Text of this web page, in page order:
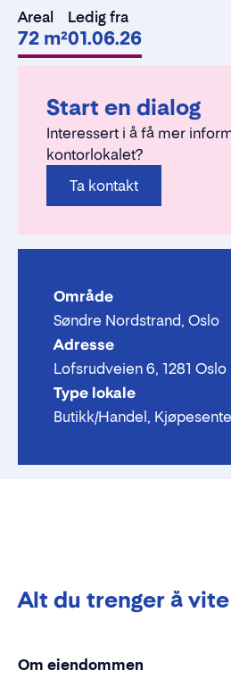
Areal
72 m²
Ledig fra
01.06.26
Start en dialog
Interessert i å få mer
kontorlokalet?
Ta kontakt
Område
Søndre Nordstrand, Oslo
Adresse
Lofsrudveien 6, 1281 Oslo
Type lokale
Butikk/Handel,
Alt du trenger å vite
Om eiendommen